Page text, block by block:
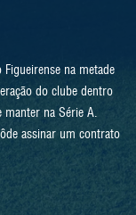
na metade
do clube dentro
manter na Série A.
assinar um contrato